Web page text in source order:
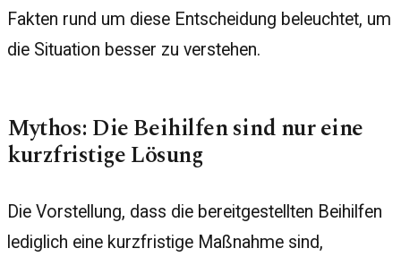
Fakten rund um diese Entscheidung beleuchtet, um
die Situation besser zu verstehen.
Mythos: Die Beihilfen sind nur eine
kurzfristige Lösung
Die Vorstellung, dass die bereitgestellten Beihilfen
lediglich eine kurzfristige Maßnahme sind,